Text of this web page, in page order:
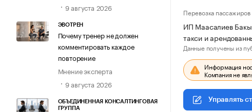
9 августа 2026
ЭВОТРЕН
Почему тренер не должен
комментировать каждое
повторение
Мнение эксперта
9 августа 2026
ОБЪЕДИНЕННАЯ КОНСАЛТИНГОВАЯ
ГРУППА
Перевозка пассажиров
ИП Маасалиев
такси и
Данные получены из
Информация
Компания не
Управлять